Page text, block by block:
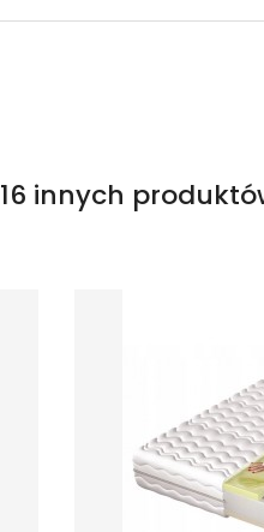
16 innych